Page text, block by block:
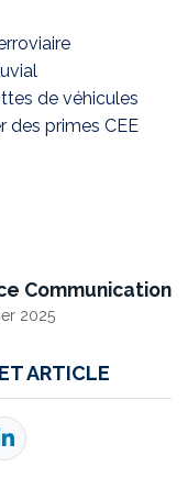
de véhicules
des primes CEE
Communication
2025
ARTICLE